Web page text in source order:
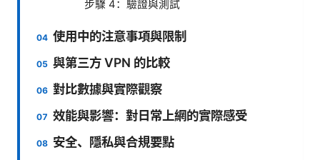
步驟 4：驗證與測試
使用中的注意事項與限制
與第三方 VPN 的比較
對比數據與實際觀察
效能與影響：對日常上網的實際感受
安全、隱私與合規要點